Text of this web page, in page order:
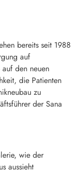
bereits seit 1988
auf
den neuen
die Patienten
zu
der Sana
wie der
aussieht